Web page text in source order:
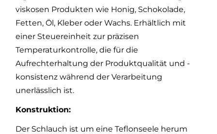
viskosen Produkten wie Honig, Schokolade,
Fetten, Öl, Kleber oder Wachs. Erhältlich mit
einer Steuereinheit zur präzisen
Temperaturkontrolle, die für die
Aufrechterhaltung der Produktqualität und -
konsistenz während der Verarbeitung
unerlässlich ist.
Konstruktion:
Der Schlauch ist um eine Teflonseele herum